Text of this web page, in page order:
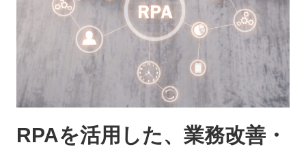
RPAを活用した、業務改善・